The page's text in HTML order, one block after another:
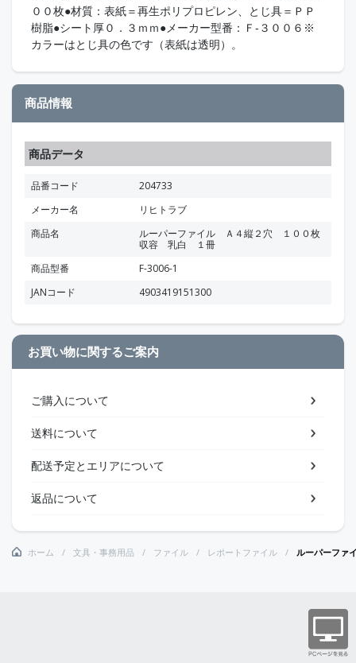
００枚●材質：表紙＝再生ポリプロピレン、とじ具＝ＰＰ
樹脂●シート厚０．３ｍｍ●メーカー型番：Ｆ‐３００６※
カラーはとじ具の色です（表紙は透明）。
商品情報
商品データ
品番コード
204733
メーカー名
リヒトラブ
商品名
ルーパーファイル Ａ４縦２穴 １００枚
収容 乳白 １冊
商品型番
F-3006-1
JANコード
4903419151300
お買い物に関するご案内
ご購入について
送料について
配送予定とエリアについて
返品について
ホーム 文具・事務用品 ファイル レポートファイル ルーパーフ